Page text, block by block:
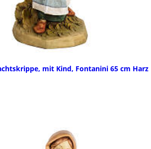
mit Kind, Fontanini 65 cm Harz